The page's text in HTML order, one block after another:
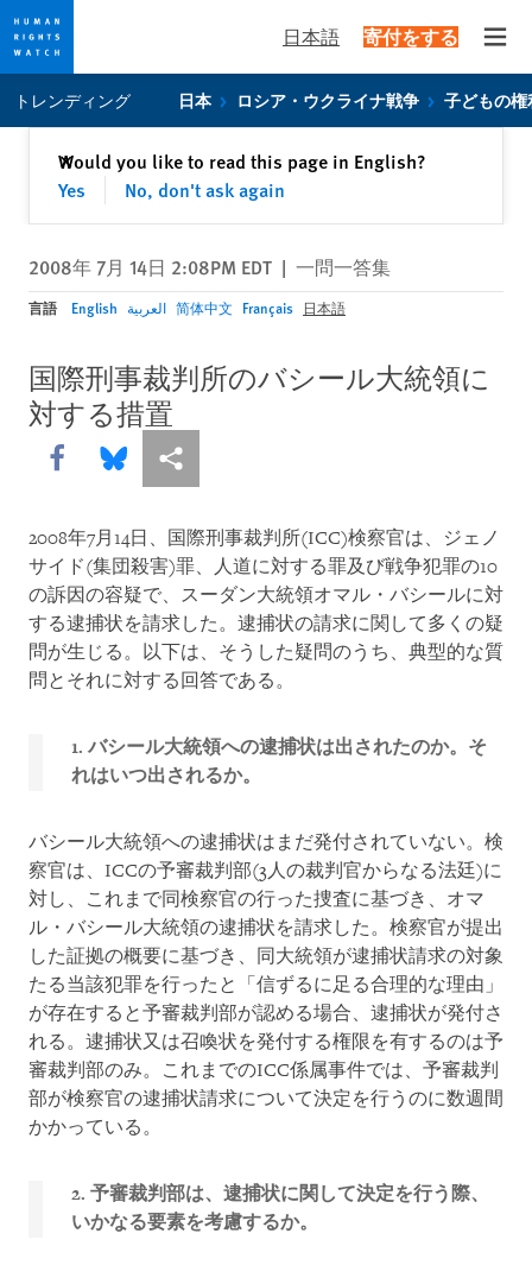
privacy
content
日本語 寄付をする
トレンディング 日本 ロシア・ウクライナ戦争 子どもの権
Would you like to read this page in English?
Yes
No, don't ask again
✕閉じる
2008年 7月 14日 2:08PM EDT | 一問一答集
言語 English العربية 简体中文 Français 日本語
国際刑事裁判所のバシール大統領に
対する措置
Share this via Facebook
Share this via Bluesky
More sharing options
2008年7月14日、国際刑事裁判所(ICC)検察官は、ジェノ
サイド(集団殺害)罪、人道に対する罪及び戦争犯罪の10
の訴因の容疑で、スーダン大統領オマル・バシールに対
する逮捕状を請求した。逮捕状の請求に関して多くの疑
問が生じる。以下は、そうした疑問のうち、典型的な質
問とそれに対する回答である。
1. バシール大統領への逮捕状は出されたのか。そ
れはいつ出されるか。
バシール大統領への逮捕状はまだ発付されていない。検
察官は、ICCの予審裁判部(3人の裁判官からなる法廷)に
対し、これまで同検察官の行った捜査に基づき、オマ
ル・バシール大統領の逮捕状を請求した。検察官が提出
した証拠の概要に基づき、同大統領が逮捕状請求の対象
たる当該犯罪を行ったと「信ずるに足る合理的な理由」
が存在すると予審裁判部が認める場合、逮捕状が発付さ
れる。逮捕状又は召喚状を発付する権限を有するのは予
審裁判部のみ。これまでのICC係属事件では、予審裁判
部が検察官の逮捕状請求について決定を行うのに数週間
かかっている。
2. 予審裁判部は、逮捕状に関して決定を行う際、
いかなる要素を考慮するか。